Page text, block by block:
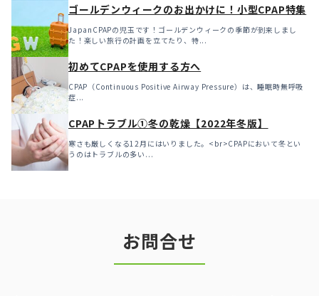
ゴールデンウィークのお出かけに！小型CPAP特集
JapanCPAPの児玉です！ゴールデンウィークの季節が到来しまし
た！楽しい旅行の計画を立てたり、特...
初めてCPAPを使用する方へ
CPAP（Continuous Positive Airway Pressure）は、睡眠時無呼吸
症...
CPAPトラブル①冬の乾燥【2022年冬版】
寒さも厳しくなる12月にはいりました。<br>CPAPにおいて冬とい
うのはトラブルの多い...
お問合せ